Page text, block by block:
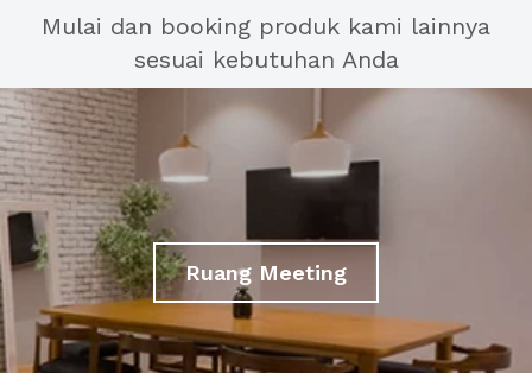
Mulai dan booking produk kami lainnya
sesuai kebutuhan Anda
Ruang Meeting